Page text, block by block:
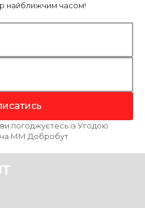
найближчим часом!
погоджуєтесь із Угодою
ММ Добробут